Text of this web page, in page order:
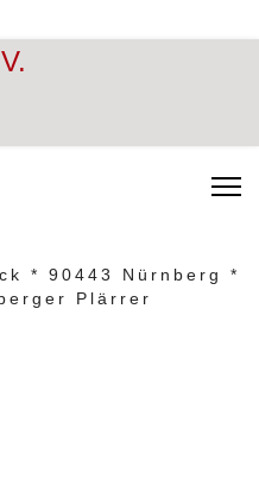
* 90443 Nürnberg *
Plärrer